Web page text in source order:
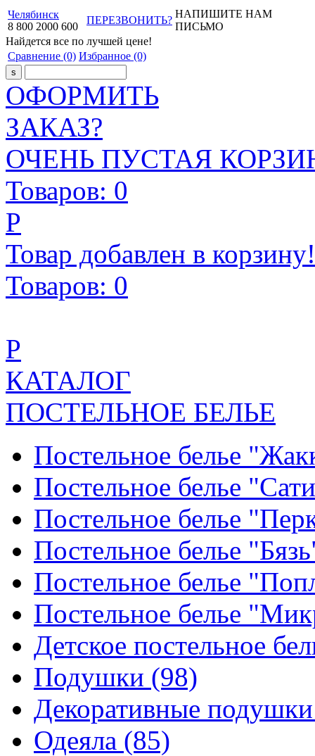
Челябинск
8 800 2000 600
ПЕРЕЗВОНИТЬ?
НАПИШИТЕ НАМ
ПИСЬМО
Найдется все по лучшей цене!
Сравнение (0) Избранное (0)
ОФОРМИТЬ
ЗАКАЗ?
ОЧЕНЬ ПУСТАЯ
Товаров: 0
Р
Товар добавлен в корзину!
Товаров: 0
Р
КАТАЛОГ
ПОСТЕЛЬНОЕ БЕЛЬЕ
Постельное белье
Постельное белье
Постельное белье
Постельное белье
Постельное белье
Постельное белье
Детское постельное
Подушки (98)
Декоративные
Одеяла (85)